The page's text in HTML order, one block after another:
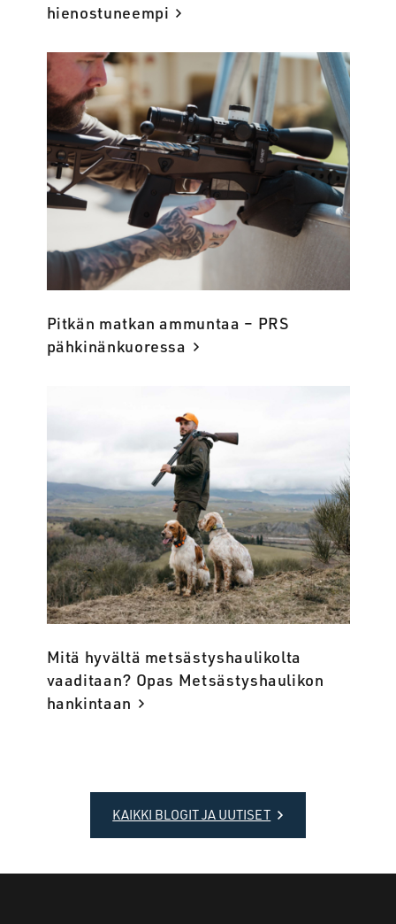
hienostuneempi
Pitkän matkan ammuntaa – PRS
pähkinänkuoressa
Mitä hyvältä metsästyshaulikolta
vaaditaan? Opas Metsästyshaulikon
hankintaan
KAIKKI BLOGIT JA UUTISET